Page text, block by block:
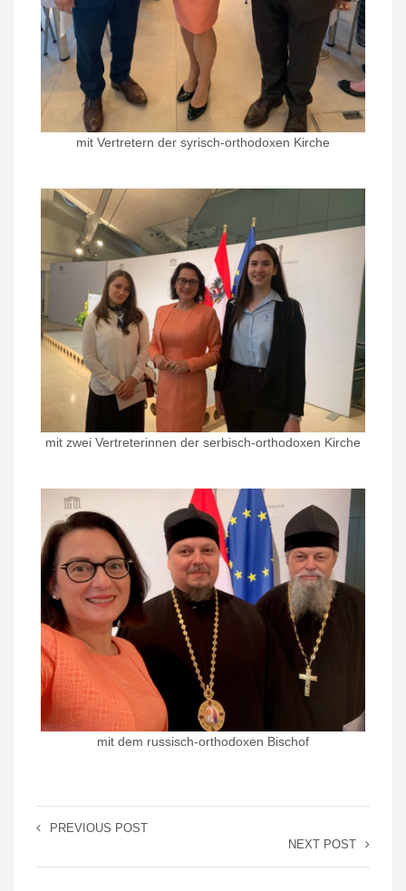
mit Vertretern der syrisch-orthodoxen Kirche
mit zwei Vertreterinnen der serbisch-orthodoxen Kirche
mit dem russisch-orthodoxen Bischof
PREVIOUS POST
NEXT POST